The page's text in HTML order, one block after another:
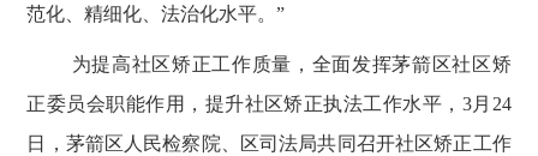
范化、精细化、法治化水平。”
为提高社区矫正工作质量，全面发挥茅箭区社区矫
正委员会职能作用， 提升社区矫正执法工作水平， 3月 24
日， 茅箭区 人民检察院、 区司法局共同召开社区矫正工作